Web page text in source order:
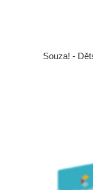
Souza! -